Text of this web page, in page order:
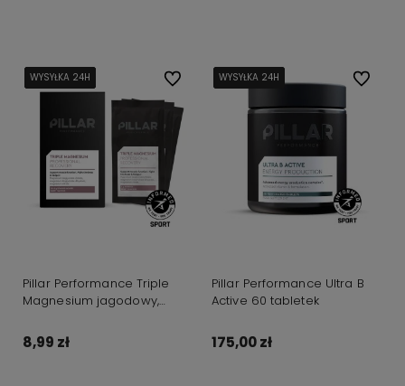
WYSYŁKA 24H
WYSYŁKA 24H
WYSYŁKA 24H
WYSYŁKA 24H
WYSYŁKA 24H
Pillar Performance Triple
Magnesium jagodowy,
8,99 zł
Do ulubionychWYSYŁKA 24H
WYSYŁKA 24H
WYSYŁKA 24H
WYSYŁKA 24H
Pillar Performance Ultra B
Active 60 tabletek
175,00 zł
Do